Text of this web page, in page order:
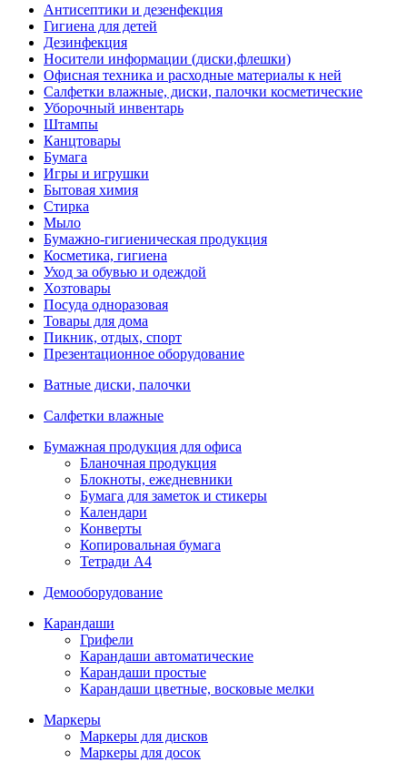
Антисептики и дезенфекция
Гигиена для детей
Дезинфекция
Носители информации (диски,флешки)
Офисная техника и расходные материалы к ней
Салфетки влажные, диски, палочки косметические
Уборочный инвентарь
Штампы
Канцтовары
Бумага
Игры и игрушки
Бытовая химия
Стирка
Мыло
Бумажно-гигиеническая продукция
Косметика, гигиена
Уход за обувью и одеждой
Хозтовары
Посуда одноразовая
Товары для дома
Пикник, отдых, спорт
Презентационное оборудование
Ватные диски, палочки
Салфетки влажные
Бумажная продукция для офиса
Бланочная продукция
Блокноты, ежедневники
Бумага для заметок и стикеры
Календари
Конверты
Копировальная бумага
Тетради А4
Демооборудование
Карандаши
Грифели
Карандаши автоматические
Карандаши простые
Карандаши цветные, восковые мелки
Маркеры
Маркеры для дисков
Маркеры для досок